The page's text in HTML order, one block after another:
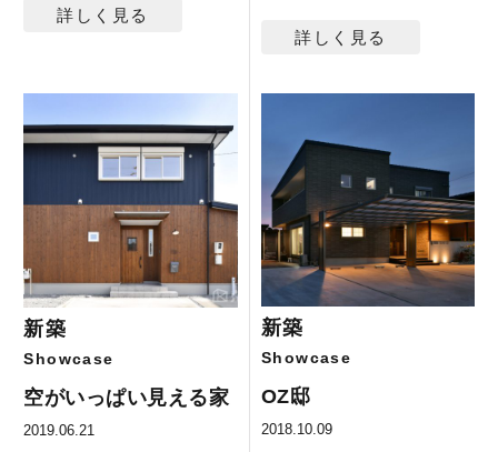
詳しく見る
詳しく見る
新築
Showcase
空がいっぱい見える家
2019.06.21
新築
Showcase
OZ邸
2018.10.09